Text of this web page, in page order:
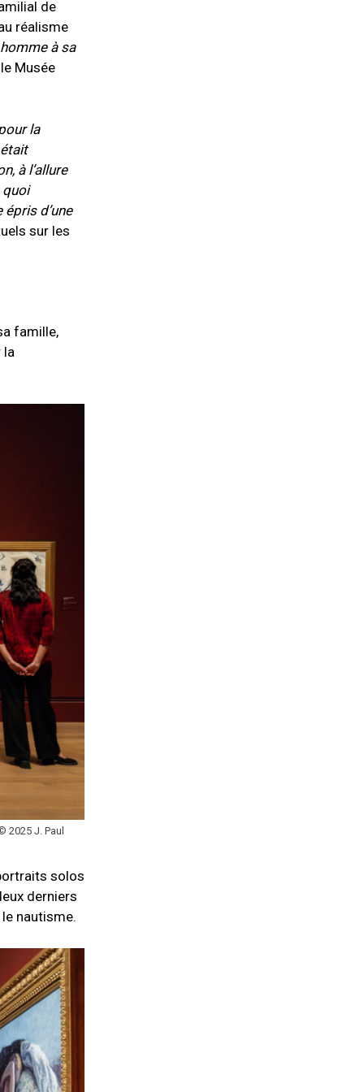
de
réalisme
à sa
Musée
la
à l’allure
d’une
sur les
famille,
la
2025 J. Paul
solos
derniers
nautisme.